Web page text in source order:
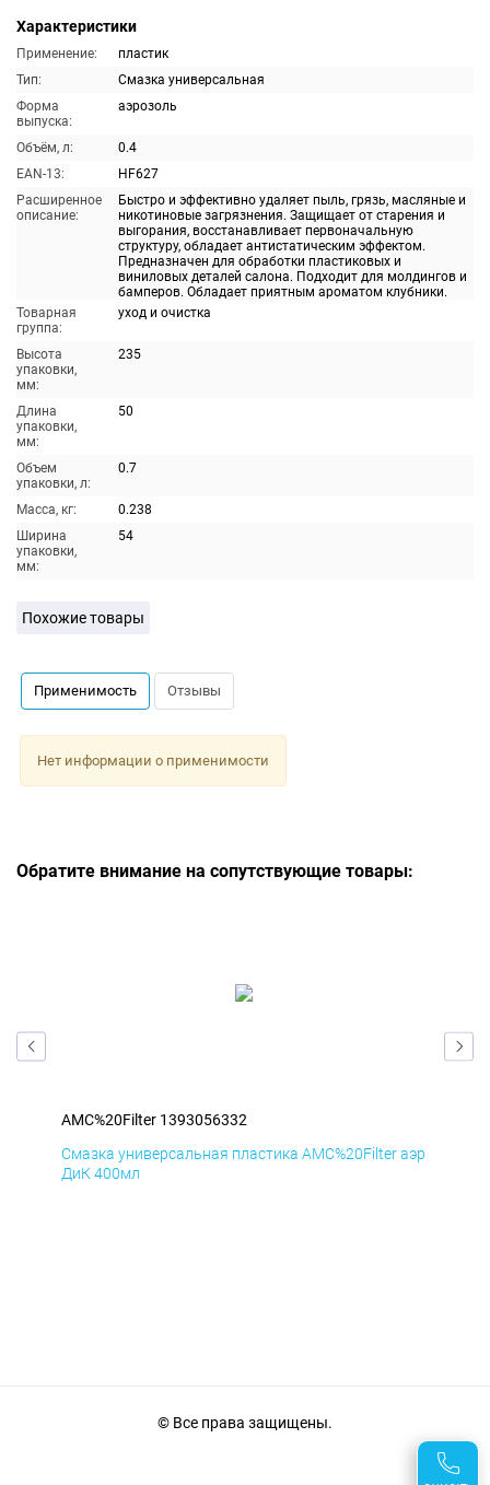
Характеристики
Применение:
пластик
Тип:
Смазка универсальная
Форма
выпуска:
аэрозоль
Объём, л:
0.4
EAN-13:
HF627
Расширенное
описание:
Быстро и эффективно удаляет пыль, грязь, масляные и
никотиновые загрязнения. Защищает от старения и
выгорания, восстанавливает первоначальную
структуру, обладает антистатическим эффектом.
Предназначен для обработки пластиковых и
виниловых деталей салона. Подходит для молдингов и
бамперов. Обладает приятным ароматом клубники.
Товарная
группа:
уход и очистка
Высота
упаковки,
мм:
235
Длина
упаковки,
мм:
50
Объем
упаковки, л:
0.7
Масса, кг:
0.238
Ширина
упаковки,
мм:
54
Похожие товары
Применимость Отзывы
Нет информации о применимости
Обратите внимание на сопутствующие товары:
AMC%20Filter 1393056332
Смазка универсальная пластика AMC%20Filter аэр
ДиК 400мл
© Все права защищены.